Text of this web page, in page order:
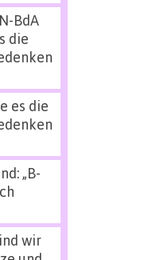
BdA
die
es die
„B-
wir